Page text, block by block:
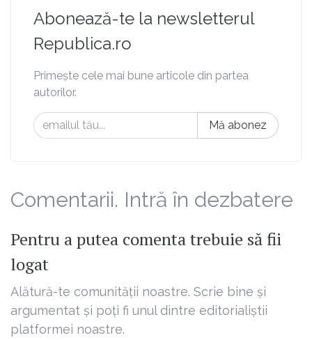
Abonează-te la newsletterul
Republica.ro
Primește cele mai bune articole din partea
autorilor.
Mă abonez
Comentarii. Intră în dezbatere
Pentru a putea comenta trebuie să fii
logat
Alătură-te comunității noastre. Scrie bine și
argumentat și poți fi unul dintre editorialiștii
platformei noastre.